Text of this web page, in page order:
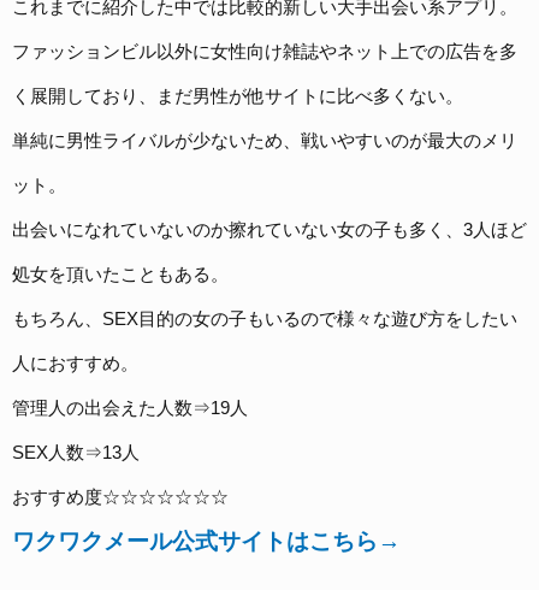
これまでに紹介した中では比較的新しい大手出会い系アプリ。
ファッションビル以外に女性向け雑誌やネット上での広告を多
く展開しており、まだ男性が他サイトに比べ多くない。
単純に男性ライバルが少ないため、戦いやすいのが最大のメリ
ット。
出会いになれていないのか擦れていない女の子も多く、3人ほど
処女を頂いたこともある。
もちろん、SEX目的の女の子もいるので様々な遊び方をしたい
人におすすめ。
管理人の出会えた人数⇒19人
SEX人数⇒13人
おすすめ度☆☆☆☆☆☆☆
ワクワクメール公式サイトはこちら→